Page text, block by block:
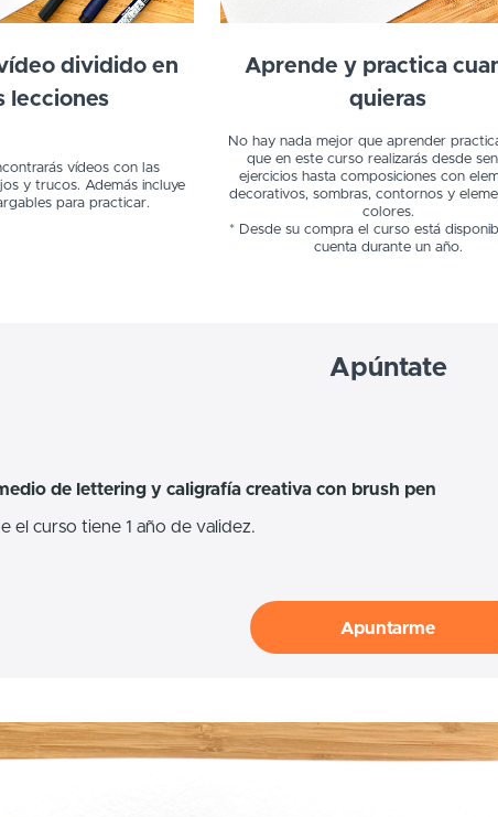
dividido en
lecciones
vídeos con las
y trucos. Además incluye
para practicar.
Aprende y practica
quieras
No hay nada mejor que aprender
que en este curso realizarás desde
ejercicios hasta composiciones con
decorativos, sombras, contornos y
colores.
* Desde su compra el curso está
cuenta durante un año.
Apúntate
de lettering y caligrafía creativa con brush pen
el curso tiene 1 año de validez.
Apuntarme